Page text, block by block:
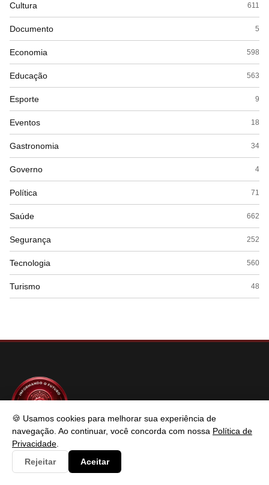
🍪 Usamos cookies para melhorar sua experiência de
navegação. Ao continuar, você concorda com nossa Política de
Privacidade
Rejeitar
Aceitar
Cultura 611
Documento 5
Economia 598
Educação 563
Esporte 9
Eventos 18
Gastronomia 34
Governo 4
Política 71
Saúde 662
Segurança 252
Tecnologia 560
Turismo 48
SABER TECNOLOGIAS